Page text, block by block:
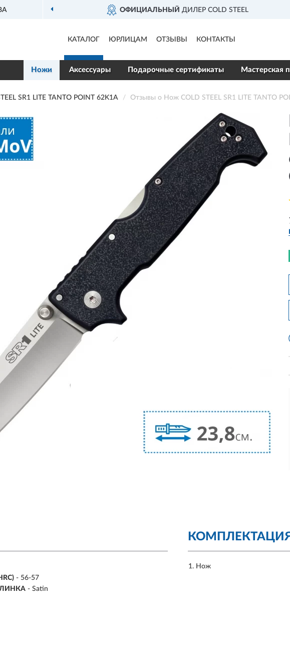
ОФИЦИАЛЬНЫЙДИЛЕР COLD STEEL
КАТАЛОГ ЮРЛИЦАМ ОТЗЫВЫ КОНТАКТЫ
Ножи Аксессуары Подарочные сертификаты Мастерская
SR1 LITE TANTO POINT 62K1A Отзывы о Нож COLD STEEL SR1 LITE TANTO
- 56-57
- Satin
Нож